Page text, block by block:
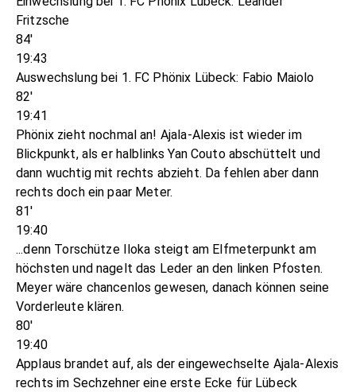
Fritzsche
84'
19:43
Auswechslung bei 1. FC Phönix Lübeck: Fabio Maiolo
82'
19:41
Phönix zieht nochmal an! Ajala-Alexis ist wieder im
Blickpunkt, als er halblinks Yan Couto abschüttelt und
dann wuchtig mit rechts abzieht. Da fehlen aber dann
rechts doch ein paar Meter.
81'
19:40
...denn Torschütze Iloka steigt am Elfmeterpunkt am
höchsten und nagelt das Leder an den linken Pfosten.
Meyer wäre chancenlos gewesen, danach können seine
Vorderleute klären.
80'
19:40
Applaus brandet auf, als der eingewechselte Ajala-Alexis
rechts im Sechzehner eine erste Ecke für Lübeck